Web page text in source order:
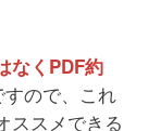
なくPDF約
ので、これ
ススメできる